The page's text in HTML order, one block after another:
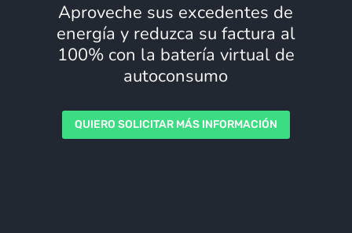
Aproveche sus excedentes de
energía y reduzca su factura al
100% con la batería virtual de
autoconsumo
QUIERO SOLICITAR MÁS INFORMACIÓN